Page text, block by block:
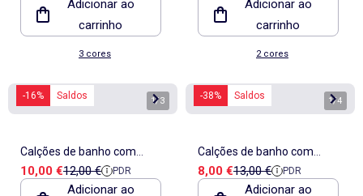
Adicionar ao
carrinho
3 cores
Adicionar ao
carrinho
2 cores
-16% Saldos 1/3
Calções de banho com
bolsos grandes
Preço de venda
10,00 €Preço de referência
12,00 € PDR
Adicionar ao
-38% Saldos 1/4
Calções de banho com
padrão
Preço de venda
8,00 €Preço de referência
13,00 € PDR
Adicionar ao